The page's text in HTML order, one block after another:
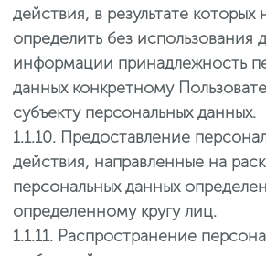
действия, в результате
определить без использования
информации принадлежность
данных конкретному
субъекту персональных данных.
1.1.10. Предоставление
действия, направленные на
персональных данных
определенному кругу лиц.
1.1.11. Распространение